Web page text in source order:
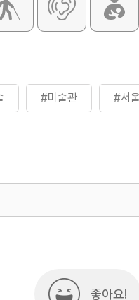
#미술관 #서
좋아요!